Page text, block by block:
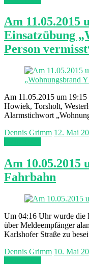
Am 11.05.2015
Einsatzübung
Person
Am 11.05.2015 um
Howiek, Torsholt,
Alarmstichwort
Dennis Grimm 12. Mai
Am 10.05.2015
Fahrbahn
Um 04:16 Uhr wurde die
über Meldeempfänger
Karlshofer Straße zu
Dennis Grimm 10. Mai